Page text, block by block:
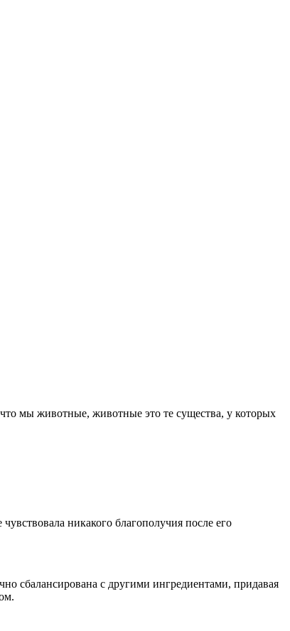
мы животные, животные это те существа, у которых
никакого благополучия после его
сбалансирована с другими ингредиентами, придавая